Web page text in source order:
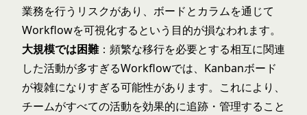
業務を行うリスクがあり、ボードとカラムを通じて
Workflowを可視化するという目的が損なわれます。
大規模では困難：頻繁な移行を必要とする相互に関連
した活動が多すぎるWorkflowでは、Kanbanボード
が複雑になりすぎる可能性があります。これにより、
チームがすべての活動を効果的に追跡・管理すること